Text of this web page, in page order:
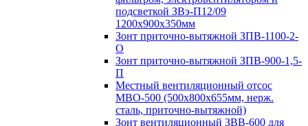
подсветкой ЗВэ-П12/09
1200х900х350мм
Зонт приточно-вытяжной ЗПВ-1100-2-
О
Зонт приточно-вытяжной ЗПВ-900-1,5-
П
Местный вентиляционный отсос
МВО-500 (500х800х655мм, нерж.
сталь, приточно-вытяжной)
Зонт вентиляционный ЗВВ-600 для